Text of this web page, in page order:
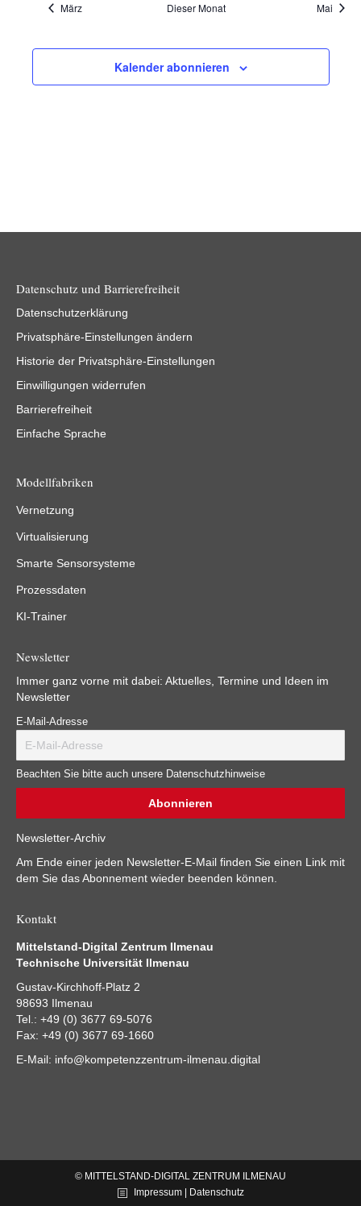
März Dieser Monat Mai
Kalender abonnieren
Datenschutz und Barrierefreiheit
Datenschutzerklärung
Privatsphäre-Einstellungen ändern
Historie der Privatsphäre-Einstellungen
Einwilligungen widerrufen
Barrierefreiheit
Einfache Sprache
Modellfabriken
Vernetzung
Virtualisierung
Smarte Sensorsysteme
Prozessdaten
KI-Trainer
Newsletter
Immer ganz vorne mit dabei: Aktuelles, Termine und Ideen im
Newsletter
E-Mail-Adresse
Beachten Sie bitte auch unsere Datenschutzhinweise
Newsletter-Archiv
Am Ende einer jeden Newsletter-E-Mail finden Sie einen Link mit
dem Sie das Abonnement wieder beenden können.
Kontakt
Mittelstand-Digital Zentrum Ilmenau
Technische Universität Ilmenau
Gustav-Kirchhoff-Platz 2
98693 Ilmenau
Tel.: +49 (0) 3677 69-5076
Fax: +49 (0) 3677 69-1660
E-Mail: info@kompetenzzentrum-ilmenau.digital
© MITTELSTAND-DIGITAL ZENTRUM ILMENAU
Impressum | Datenschutz